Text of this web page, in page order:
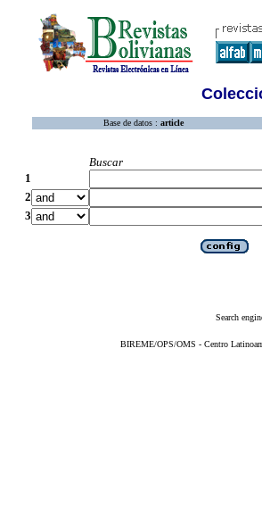
Base de datos : article
Buscar
1
2
3
Search
BIREME/OPS/OMS - Centro